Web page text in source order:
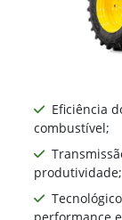
Eficiência
combustível;
produtividade;